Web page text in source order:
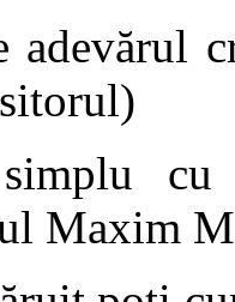
adevărul
simplu
Maxim